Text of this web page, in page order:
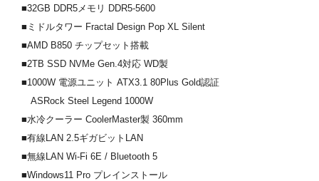
■32GB DDR5メモリ DDR5-5600
■ミドルタワー Fractal Design Pop XL Silent
■AMD B850 チップセット搭載
■2TB SSD NVMe Gen.4対応 WD製
■1000W 電源ユニット ATX3.1 80Plus Gold認証
ASRock Steel Legend 1000W
■水冷クーラー CoolerMaster製 360mm
■有線LAN 2.5ギガビットLAN
■無線LAN Wi-Fi 6E / Bluetooth 5
■Windows11 Pro プレインストール